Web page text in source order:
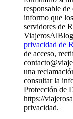
responsable
informo que
servidores de
privacidad de
de acceso,
una
consultar la
Protección de
https://
privacidad.